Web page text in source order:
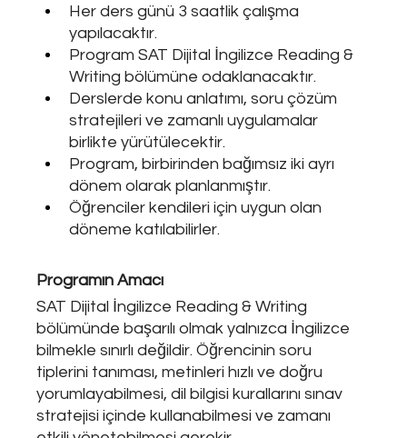
Her ders günü 3 saatlik çalışma
yapılacaktır.
Program SAT Dijital İngilizce Reading &
Writing bölümüne odaklanacaktır.
Derslerde konu anlatımı, soru çözüm
stratejileri ve zamanlı uygulamalar
birlikte yürütülecektir.
Program, birbirinden bağımsız iki ayrı
dönem olarak planlanmıştır.
Öğrenciler kendileri için uygun olan
döneme katılabilirler.
Programın Amacı
SAT Dijital İngilizce Reading & Writing
bölümünde başarılı olmak yalnızca İngilizce
bilmekle sınırlı değildir. Öğrencinin soru
tiplerini tanıması, metinleri hızlı ve doğru
yorumlayabilmesi, dil bilgisi kurallarını sınav
stratejisi içinde kullanabilmesi ve zamanı